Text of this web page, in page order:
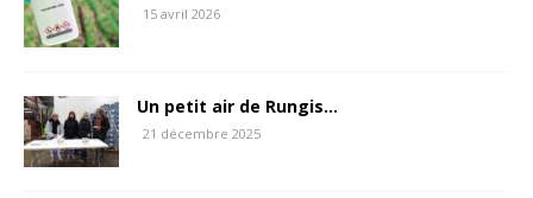
15 avril 2026
Un petit air de Rungis…
21 décembre 2025